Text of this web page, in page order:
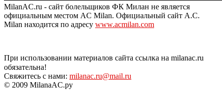
MilanAC.ru - сайт болельщиков ФК Милан не является
официальным местом AC Milan. Официальный сайт A.C.
Milan находится по адресу www.acmilan.com
При использовании материалов сайта ссылка на milanac.ru
обязательна!
Свяжитесь с нами: milanac.ru@mail.ru
© 2009 MilanaAC.ру